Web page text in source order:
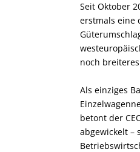
Seit Oktober
erstmals eine
noch
Als einziges
betont der
abgewickelt –